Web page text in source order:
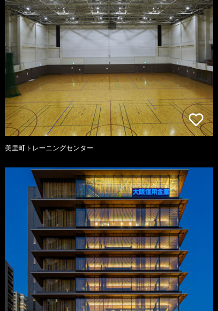
美里町トレーニングセンター